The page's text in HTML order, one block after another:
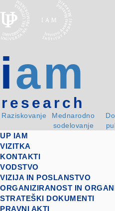
iam
research
Raziskovanje
Mednarodno
sodelovanje
UP IAM
VIZITKA
KONTAKTI
VODSTVO
VIZIJA IN POSLANSTVO
ORGANIZIRANOST IN
STRATEŠKI DOKUMENTI
PRAVNI AKTI